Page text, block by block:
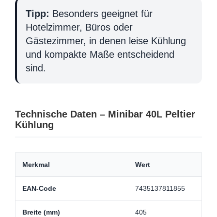
Tipp: Besonders geeignet für
Hotelzimmer, Büros oder
Gästezimmer, in denen leise Kühlung
und kompakte Maße entscheidend
sind.
Technische Daten – Minibar 40L Peltier
Kühlung
Merkmal Wert
EAN-Code 7435137811855
Breite (mm) 405